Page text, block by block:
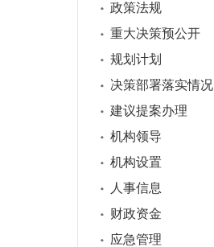
政策法规
重大决策预公开
规划计划
决策部署落实情况
建议提案办理
机构领导
机构设置
人事信息
财政资金
应急管理